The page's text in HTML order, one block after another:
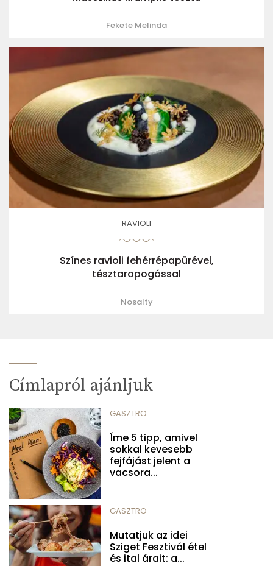
Fekete Melinda
RAVIOLI
Színes ravioli fehérrépapürével,
tésztaropogóssal
Nosalty
Címlapról ajánljuk
GASZTRO
Íme 5 tipp, amivel
sokkal kevesebb
fejfájást jelent a
vacsora...
GASZTRO
Mutatjuk az idei
Sziget Fesztivál étel
és ital árait: a...